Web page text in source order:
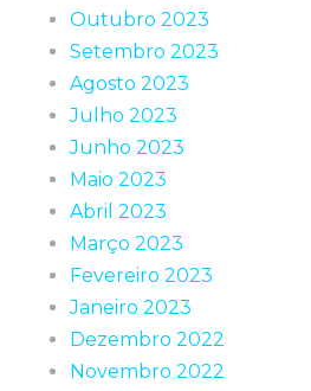
Outubro 2023
Setembro 2023
Agosto 2023
Julho 2023
Junho 2023
Maio 2023
Abril 2023
Março 2023
Fevereiro 2023
Janeiro 2023
Dezembro 2022
Novembro 2022